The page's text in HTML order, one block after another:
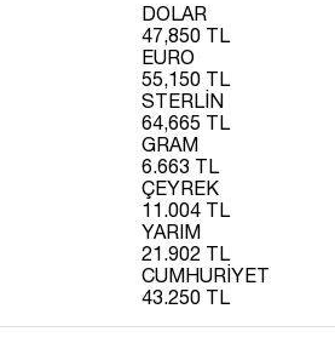
DOLAR
47,850 TL
EURO
55,150 TL
STERLİN
64,665 TL
GRAM
6.663 TL
ÇEYREK
11.004 TL
YARIM
21.902 TL
CUMHURİYET
43.250 TL